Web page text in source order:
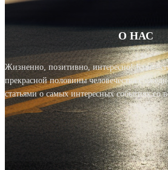
О НАС
Жизненно, позитивно, интересно! Блог
прекрасной половины человечества с
статьями о самых интересных событиях со